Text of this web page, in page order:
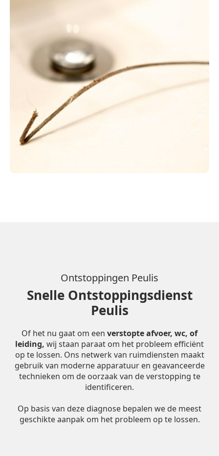
Ontstoppingen Peulis
Snelle Ontstoppingsdienst
Peulis
Of het nu gaat om een verstopte afvoer, wc, of
leiding, wij staan paraat om het probleem efficiënt
op te lossen. Ons netwerk van ruimdiensten maakt
gebruik van moderne apparatuur en geavanceerde
technieken om de oorzaak van de verstopping te
identificeren.
Op basis van deze diagnose bepalen we de meest
geschikte aanpak om het probleem op te lossen.